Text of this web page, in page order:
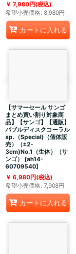
7,980円(税込)
希望小売価格: 8,980円
カートに入れる
【サマーセール サンゴ
まとめ買い割り対象商
品】【サンゴ】【通販】
バブルディスクコーラル
sp.（Special)（個体販
売）（±2-
3cm)No.1（生体）（サ
ンゴ）
[ah14-
60709540]
6,980円(税込)
希望小売価格: 7,908円
カートに入れる